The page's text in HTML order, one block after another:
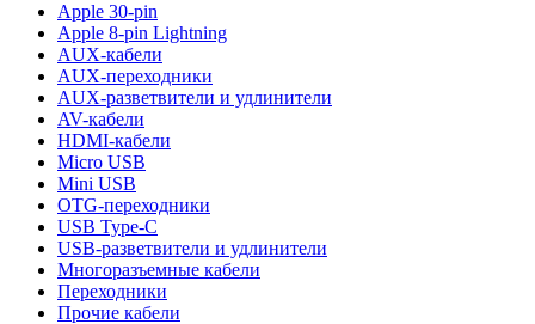
Apple 30-pin
Apple 8-pin Lightning
AUX-кабели
AUX-переходники
AUX-разветвители и удлинители
AV-кабели
HDMI-кабели
Micro USB
Mini USB
OTG-переходники
USB Type-C
USB-разветвители и удлинители
Многоразъемные кабели
Переходники
Прочие кабели